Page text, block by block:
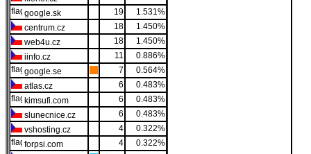
google.sk
19
1.531%
centrum.cz
18
1.450%
web4u.cz
18
1.450%
iinfo.cz
11
0.886%
google.se
7
0.564%
atlas.cz
6
0.483%
kimsufi.com
6
0.483%
slunecnice.cz
6
0.483%
vshosting.cz
4
0.322%
forpsi.com
4
0.322%